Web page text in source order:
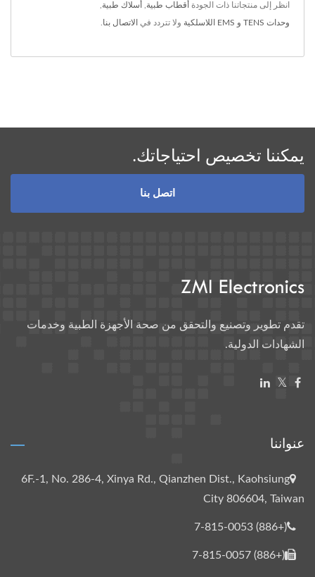
انظر إلى منتجاتنا ذات الجودة أقطاب طبية, أسلاك طبية,
وحدات TENS و EMS اللاسلكية ولا تتردد في الاتصال بنا.
يمكننا تخصيص احتياجاتك.
اتصل بنا
تقدم تطوير وتصنيع والتحقق من صحة الأجهزة الطبية وخدمات
الشهادات الدولية.
عنواننا
6F.-1, No. 286-4, Xinya Rd., Qianzhen Dist., Kaohsiung
City 806604, Taiwan
(+886) 7-815-0053
(+886) 7-815-0057